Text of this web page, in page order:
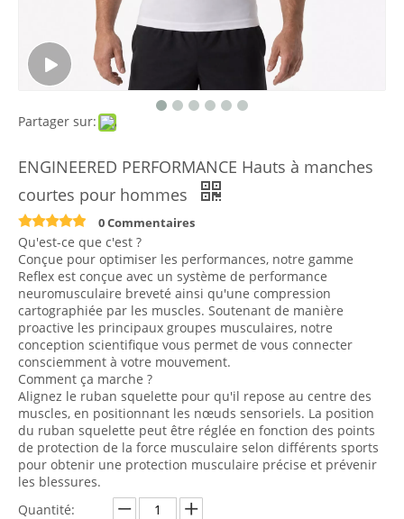
Partager sur:
ENGINEERED PERFORMANCE Hauts à manches
courtes pour hommes
0 Commentaires
Qu'est-ce que c'est ?
Conçue pour optimiser les performances, notre gamme
Reflex est conçue avec un système de performance
neuromusculaire breveté ainsi qu'une compression
cartographiée par les muscles. Soutenant de manière
proactive les principaux groupes musculaires, notre
conception scientifique vous permet de vous connecter
consciemment à votre mouvement.
Comment ça marche ?
Alignez le ruban squelette pour qu'il repose au centre des
muscles, en positionnant les nœuds sensoriels. La position
du ruban squelette peut être réglée en fonction des points
de protection de la force musculaire selon différents sports
pour obtenir une protection musculaire précise et prévenir
les blessures.
Quantité: